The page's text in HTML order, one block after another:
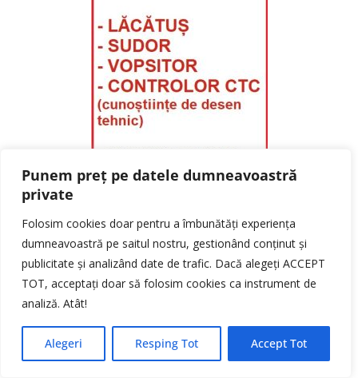
Punem preț pe datele dumneavoastră
private
Folosim cookies doar pentru a îmbunătăți experiența
dumneavoastră pe saitul nostru, gestionând conținut și
publicitate și analizând date de trafic. Dacă alegeți ACCEPT
TOT, acceptați doar să folosim cookies ca instrument de
analiză. Atât!
Alegeri Resping Tot Accept Tot